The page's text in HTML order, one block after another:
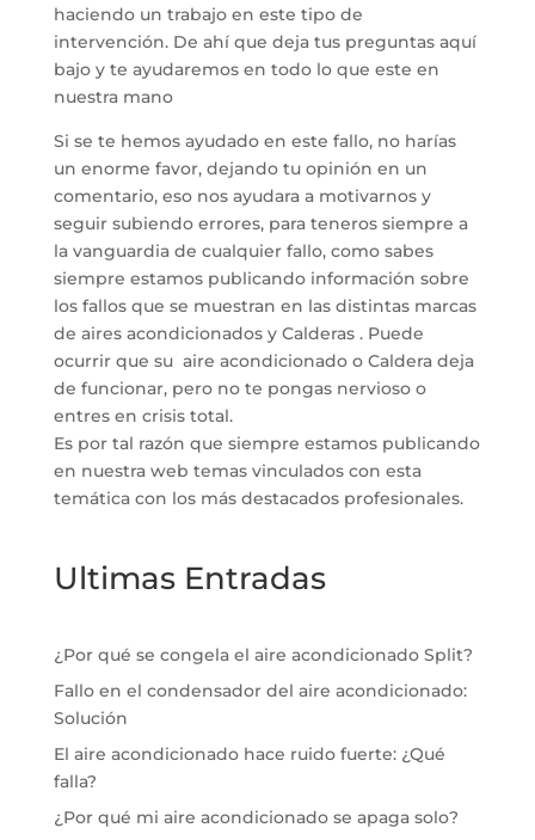
haciendo un trabajo en este tipo de
intervención. De ahí que deja tus preguntas aquí
bajo y te ayudaremos en todo lo que este en
nuestra mano
Si se te hemos ayudado en este fallo, no harías
un enorme favor, dejando tu opinión en un
comentario, eso nos ayudara a motivarnos y
seguir subiendo errores, para teneros siempre a
la vanguardia de cualquier fallo, como sabes
siempre estamos publicando información sobre
los fallos que se muestran en las distintas marcas
de aires acondicionados y Calderas . Puede
ocurrir que su aire acondicionado o Caldera deja
de funcionar, pero no te pongas nervioso o
entres en crisis total.
Es por tal razón que siempre estamos publicando
en nuestra web temas vinculados con esta
temática con los más destacados profesionales.
Ultimas Entradas
¿Por qué se congela el aire acondicionado Split?
Fallo en el condensador del aire acondicionado:
Solución
El aire acondicionado hace ruido fuerte: ¿Qué
falla?
¿Por qué mi aire acondicionado se apaga solo?